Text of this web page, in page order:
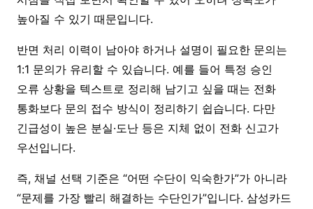
높아질 수 있기 때문입니다.
반면 처리 이력이 남아야 하거나 설명이 필요한 문의는
1:1 문의가 유리할 수 있습니다. 예를 들어 특정 승인
오류 상황을 텍스트로 정리해 남기고 싶을 때는 전화
통화보다 문의 접수 방식이 정리하기 쉽습니다. 다만
긴급성이 높은 분실·도난 등은 지체 없이 전화 신고가
우선입니다.
즉, 채널 선택 기준은 “어떤 수단이 익숙한가”가 아니라
“문제를 가장 빨리 해결하는 수단인가”입니다. 삼성카드